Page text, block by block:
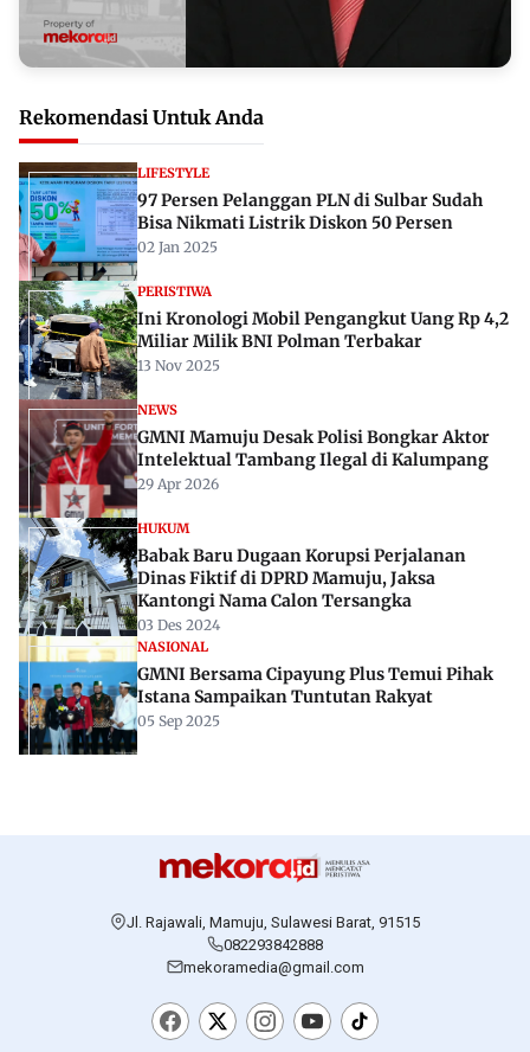
Rekomendasi Untuk Anda
LIFESTYLE
97 Persen Pelanggan PLN di Sulbar Sudah
Bisa Nikmati Listrik Diskon 50 Persen
02 Jan 2025
PERISTIWA
Ini Kronologi Mobil Pengangkut Uang Rp 4,2
Miliar Milik BNI Polman Terbakar
13 Nov 2025
NEWS
GMNI Mamuju Desak Polisi Bongkar Aktor
Intelektual Tambang Ilegal di Kalumpang
29 Apr 2026
HUKUM
Babak Baru Dugaan Korupsi Perjalanan
Dinas Fiktif di DPRD Mamuju, Jaksa
Kantongi Nama Calon Tersangka
03 Des 2024
NASIONAL
GMNI Bersama Cipayung Plus Temui Pihak
Istana Sampaikan Tuntutan Rakyat
05 Sep 2025
Jl. Rajawali, Mamuju, Sulawesi Barat, 91515
082293842888
mekoramedia@gmail.com